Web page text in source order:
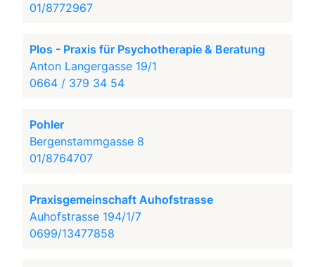
01/8772967
Plos - Praxis für Psychotherapie & Beratung
Anton Langergasse 19/1
0664 / 379 34 54
Pohler
Bergenstammgasse 8
01/8764707
Praxisgemeinschaft Auhofstrasse
Auhofstrasse 194/1/7
0699/13477858